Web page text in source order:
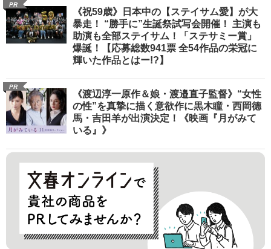
PR
《祝59歳》日本中の【ステイサム愛】が大
暴走！ “勝手に”生誕祭試写会開催！ 主演も
助演も全部ステイサム！「ステサミー賞」
爆誕！【応募総数941票 全54作品の栄冠に
輝いた作品とはー!?】
PR
《渡辺淳一原作＆娘・渡邉直子監督》“女性
の性”を真摯に描く意欲作に黒木瞳・西岡德
馬・吉田羊が出演決定！《映画『月がみて
いる』》